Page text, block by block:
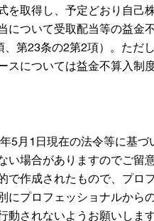
を取得し、予定どおり自己
について受取配当等の益金
、第23条の2第2項）。た
スについては益金不算入制
5月1日現在の法令等に基
い場合がありますのでご留
で作成されたもので、プロ
にプロフェッショナルから
動されないようお願いします